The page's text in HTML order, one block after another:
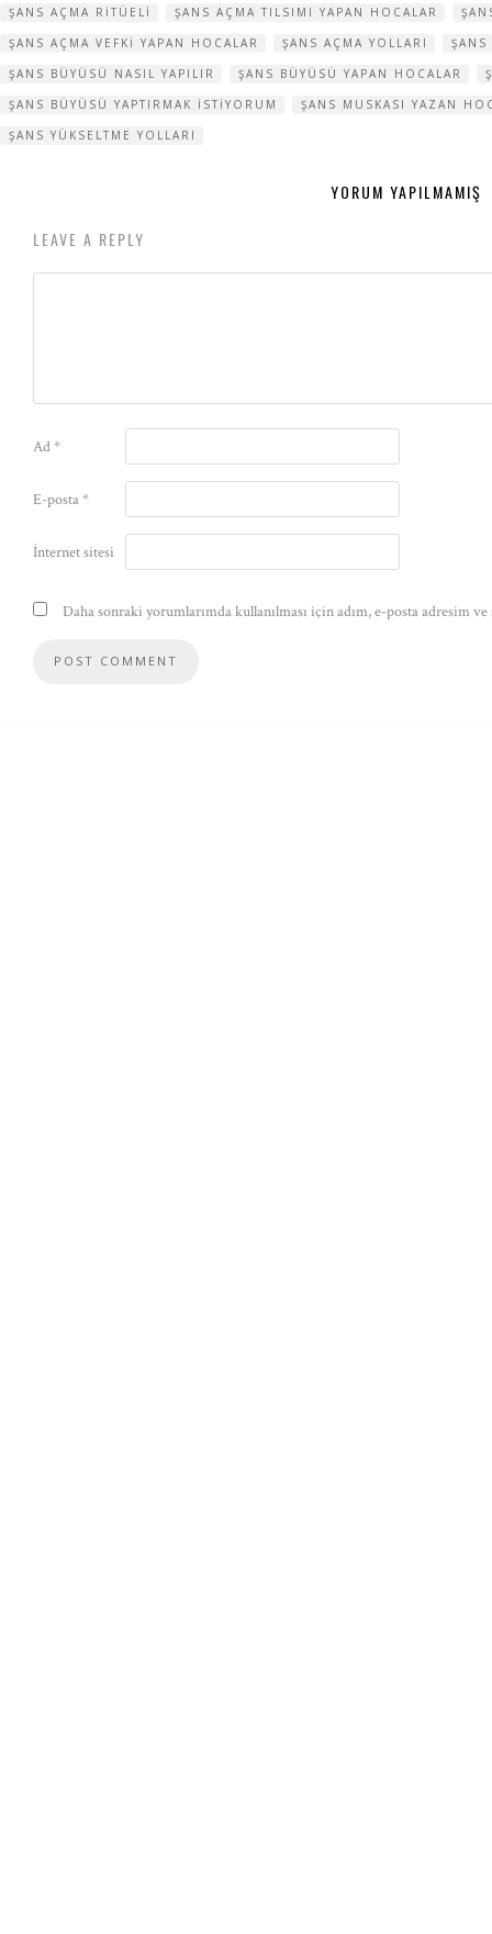
ŞANS AÇMA RITÜELI
ŞANS AÇMA TILSIMI YAPAN HOCALAR
ŞANS AÇMA VEFKI YAPAN HOCALAR
ŞANS AÇMA YOLLARI
ŞANS BÜYÜSÜ NASIL YAPILIR
ŞANS BÜYÜSÜ YAPAN HOCALAR
ŞANS BÜYÜSÜ YAPTIRMAK ISTIYORUM
ŞANS MUSKASI YAZAN
ŞANS YÜKSELTME YOLLARI
YORUM YAPILMAMIŞ
LEAVE A REPLY
Ad*
E-posta*
İnternet sitesi
Daha sonraki yorumlarımda kullanılması için adım, e-posta adresim